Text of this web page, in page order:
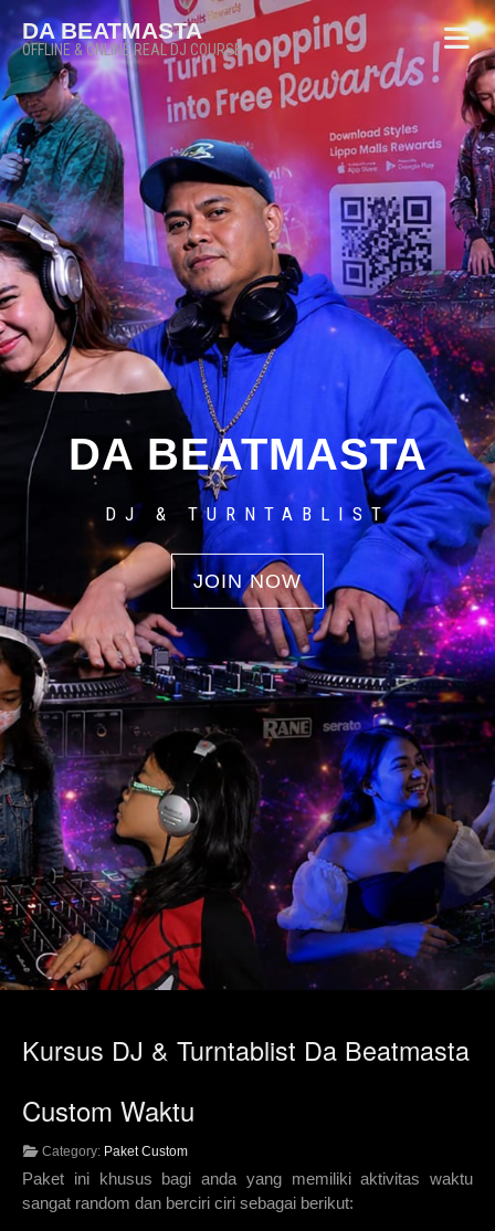
DA BEATMASTA
OFFLINE & ONLINE REAL DJ COURSE
DA BEATMASTA
DJ & TURNTABLIST
JOIN NOW
Kursus DJ & Turntablist Da Beatmasta
Custom Waktu
Category: Paket Custom
Paket ini khusus bagi anda yang memiliki aktivitas waktu
sangat random dan berciri ciri sebagai berikut: